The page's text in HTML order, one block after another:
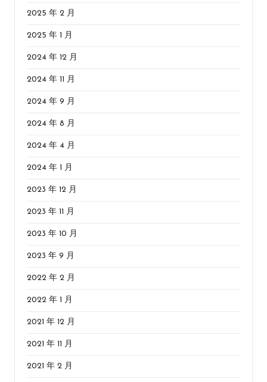
2025 年 2 月
2025 年 1 月
2024 年 12 月
2024 年 11 月
2024 年 9 月
2024 年 8 月
2024 年 4 月
2024 年 1 月
2023 年 12 月
2023 年 11 月
2023 年 10 月
2023 年 9 月
2022 年 2 月
2022 年 1 月
2021 年 12 月
2021 年 11 月
2021 年 2 月